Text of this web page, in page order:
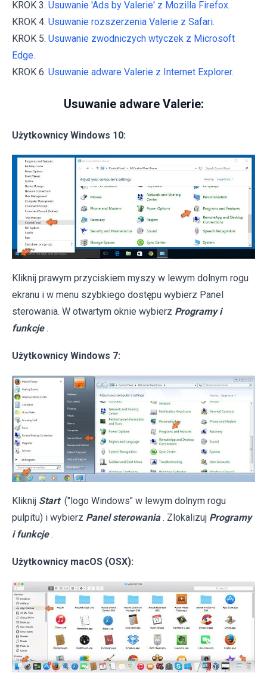
KROK 3. Usuwanie 'Ads by Valerie' z Mozilla Firefox.
KROK 4. Usuwanie rozszerzenia Valerie z Safari.
KROK 5. Usuwanie zwodniczych wtyczek z Microsoft
Edge.
KROK 6. Usuwanie adware Valerie z Internet Explorer.
Usuwanie adware Valerie:
Użytkownicy Windows 10:
Kliknij prawym przyciskiem myszy w lewym dolnym rogu
ekranu i w menu szybkiego dostępu wybierz Panel
sterowania. W otwartym oknie wybierz Programy i
funkcje .
Użytkownicy Windows 7:
Kliknij Start ("logo Windows" w lewym dolnym rogu
pulpitu) i wybierz Panel sterowania . Zlokalizuj Programy
i funkcje .
Użytkownicy macOS (OSX):